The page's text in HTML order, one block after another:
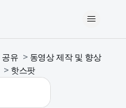
유
동영상 제작 및 향상
핫스팟